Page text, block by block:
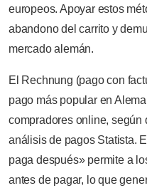
europeos. Apoyar estos
abandono del carrito y
mercado alemán.
El Rechnung (pago con
pago más popular en
compradores online, según
análisis de pagos Statista.
paga después» permite a
antes de pagar, lo que